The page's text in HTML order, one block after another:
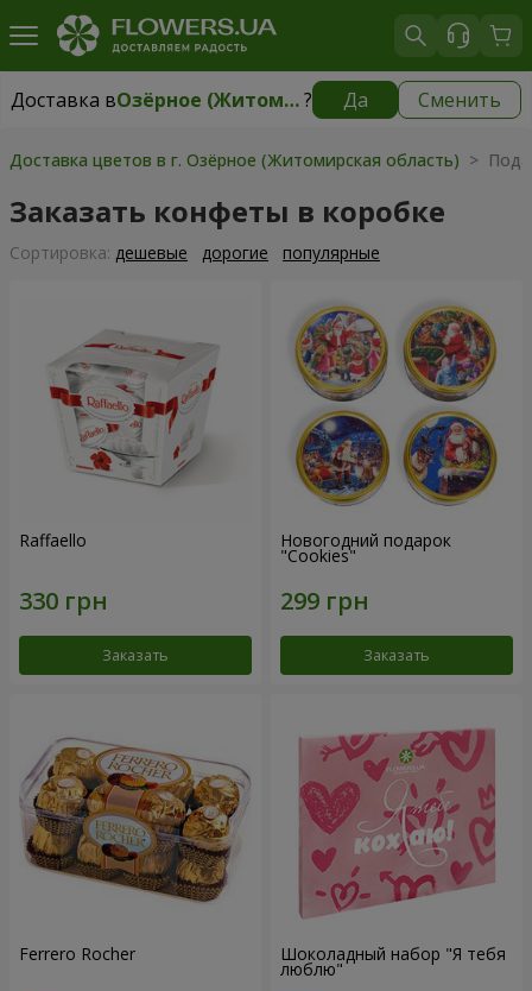
Доставка в Озёрное (Житомирская область)? Да Сменить
Доставка в |бесплатно
Доставка цветов в г. Озёрное (Житомирская область) >
Заказать конфеты в коробке
Cортировка: дешевые дорогие популярные
Raffaello
Заказать
Новогодний подарок
"Cookies"
Заказать
Ferrero Rocher Шоколадный набор "Я тебя
люблю"